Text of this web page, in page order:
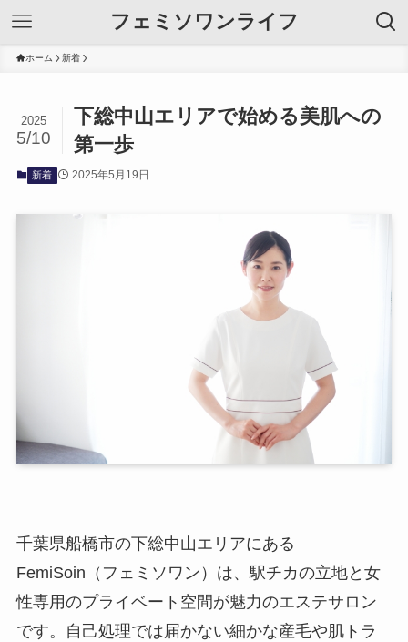
フェミソワンライフ
ホーム 新着
下総中山エリアで始める美肌への
第一歩
2025
5/10
新着 2025年5月19日
千葉県船橋市の下総中山エリアにある
FemiSoin（フェミソワン）は、駅チカの立地と女
性専用のプライベート空間が魅力のエステサロン
です。自己処理では届かない細かな産毛や肌トラ